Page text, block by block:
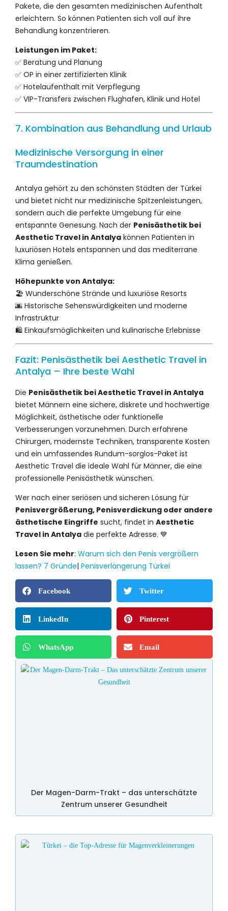
Pakete, die den gesamten medizinischen Aufenthalt
erleichtern. So können Patienten sich voll auf ihre
Behandlung konzentrieren.
Leistungen im Paket:
✅ Beratung und Planung
✅ OP in einer zertifizierten Klinik
✅ Hotelaufenthalt mit Verpflegung
✅ VIP-Transfers zwischen Flughafen, Klinik und Hotel
7. Kombination aus Behandlung und Urlaub
Medizinische Versorgung in einer
Traumdestination
Antalya gehört zu den schönsten Städten der Türkei
und bietet nicht nur medizinische Spitzenleistungen,
sondern auch die perfekte Umgebung für eine
entspannte Genesung. Nach der Penisästhetik bei
Aesthetic Travel in Antalya können Patienten in
luxuriösen Hotels entspannen und das mediterrane
Klima genießen.
Höhepunkte von Antalya:
🏖️ Wunderschöne Strände und luxuriöse Resorts
🌆 Historische Sehenswürdigkeiten und moderne
Infrastruktur
🛍️ Einkaufsmöglichkeiten und kulinarische Erlebnisse
Fazit: Penisästhetik bei Aesthetic Travel in
Antalya – Ihre beste Wahl
Die Penisästhetik bei Aesthetic Travel in Antalya
bietet Männern eine sichere, diskrete und hochwertige
Möglichkeit, ästhetische oder funktionelle
Verbesserungen vorzunehmen. Durch erfahrene
Chirurgen, modernste Techniken, transparente Kosten
und ein umfassendes Rundum-sorglos-Paket ist
Aesthetic Travel die ideale Wahl für Männer, die eine
professionelle Penisästhetik wünschen.
Wer nach einer seriösen und sicheren Lösung für
Penisvergrößerung, Penisverdickung oder andere
ästhetische Eingriffe sucht, findet in Aesthetic
Travel in Antalya die perfekte Adresse. 💙
Lesen Sie mehr: Warum sich den Penis vergrößern
lassen? 7 Gründe| Penisverlängerung Türkei
Facebook Twitter
LinkedIn Pinterest
WhatsApp Email
Der Magen-Darm-Trakt – das unterschätzte
Zentrum unserer Gesundheit